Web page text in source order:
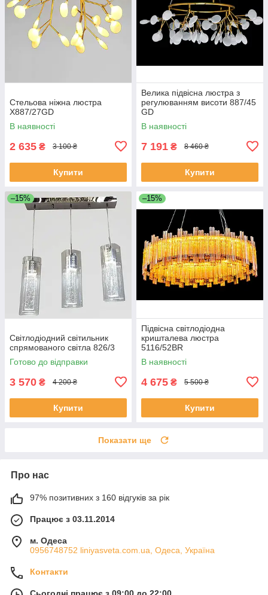
Стельова ніжна люстра
X887/27GD
В наявності
2 635 ₴ 3 100 ₴
Купити
Велика підвісна люстра з
регулюванням висоти 887/45
GD
В наявності
7 191 ₴ 8 460 ₴
Купити
–15%
Світлодіодний світильник
спрямованого світла 826/3
Готово до відправки
3 570 ₴ 4 200 ₴
Купити
–15%
Підвісна світлодіодна
кришталева люстра
5116/52BR
В наявності
4 675 ₴ 5 500 ₴
Купити
Показати ще
Про нас
97% позитивних з 160 відгуків за рік
Працює з 03.11.2014
м. Одеса
0956748752 liniyasveta.com.ua, Одеса, Україна
Контакти